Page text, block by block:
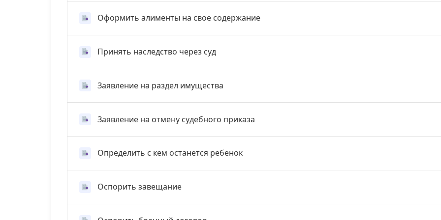
Оформить алименты на свое содержание
Принять наследство через суд
Заявление на раздел имущества
Заявление на отмену судебного приказа
Определить с кем останется ребенок
Оспорить завещание